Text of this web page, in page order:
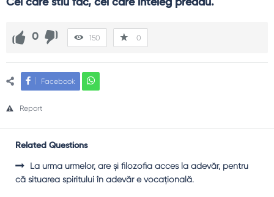
Cei care stiu fac, cei care inteleg predau.
0 150 0
Facebook
Report
Related Questions
La urma urmelor, are şi filozofia acces la adevăr, pentru
că situarea spiritului în adevăr e vocaţională.